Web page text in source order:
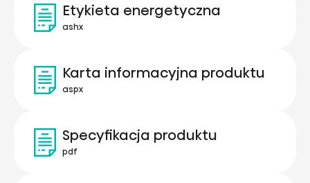
Etykieta energetyczna
ashx
Karta informacyjna produktu
aspx
Specyfikacja produktu
pdf